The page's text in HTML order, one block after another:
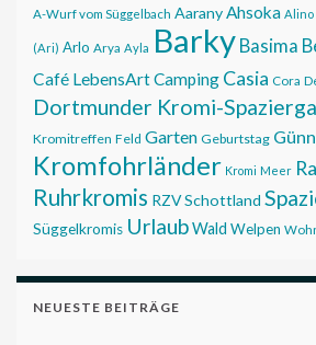
A-Wurf vom Süggelbach AaranyAhsoka Alino
(Ari) Arlo Arya Ayla BarkyBasima
Café LebensArtCamping Casia Cora
Dortmunder Kromi-
Kromitreffen Feld Garten Geburtstag
Kromfohrländer Kromi Meer
Ruhrkromis RZVSchottland
Süggelkromis UrlaubWald Welpen
NEUESTE BEITRÄGE